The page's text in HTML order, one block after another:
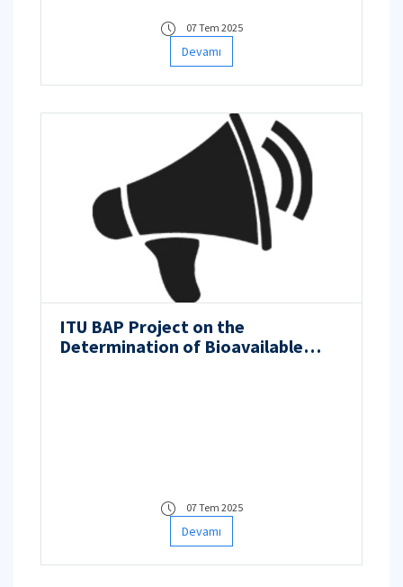
07 Tem 2025
Devamı
ITU BAP Project on the
Determination of Bioavailable
07 Tem 2025
Devamı